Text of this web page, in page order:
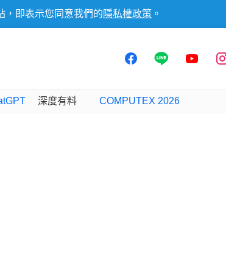
，即表示您同意我們的 隱私權政策 。
深度有料 COMPUTEX 2026